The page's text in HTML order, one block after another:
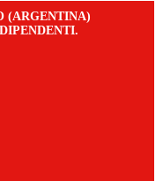
(ARGENTINA)